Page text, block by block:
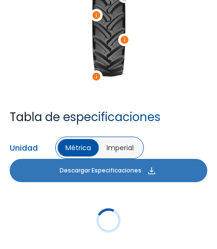
Tabla de especificaciones
Unidad Métrica Imperial
Descargar Especificaciones